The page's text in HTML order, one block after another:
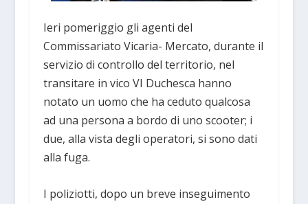
Ieri pomeriggio gli agenti del
Commissariato Vicaria- Mercato, durante il
servizio di controllo del territorio, nel
transitare in vico VI Duchesca hanno
notato un uomo che ha ceduto qualcosa
ad una persona a bordo di uno scooter; i
due, alla vista degli operatori, si sono dati
alla fuga.
I poliziotti, dopo un breve inseguimento